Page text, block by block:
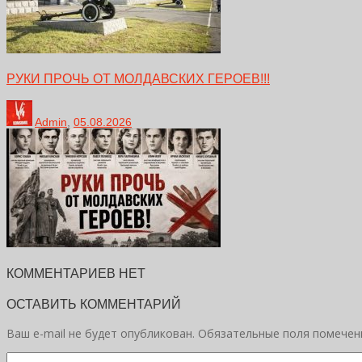
РУКИ ПРОЧЬ ОТ МОЛДАВСКИХ ГЕРОЕВ!!!
Admin, 05.08.2026
КОММЕНТАРИЕВ НЕТ
ОСТАВИТЬ КОММЕНТАРИЙ
Ваш e-mail не будет опубликован. Обязательные поля